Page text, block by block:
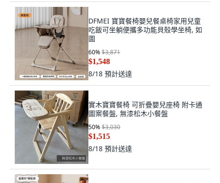
DFMEI 寶寶餐椅嬰兒餐桌椅家用兒童
吃飯可坐躺便攜多功能貝殼學坐椅, 如
圖
60%$3,871
$1,548
8/18 預計送達
實木寶寶餐椅 可折疊嬰兒座椅 附卡通
圖案餐盤, 無漆松木小餐盤
50%$3,030
$1,515
8/18 預計送達